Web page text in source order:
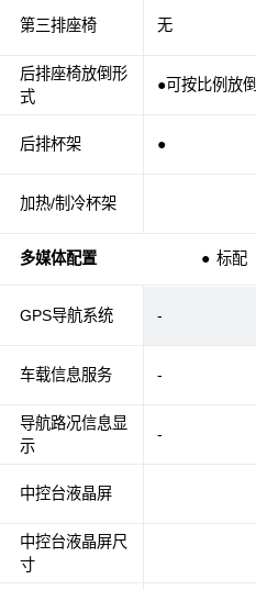
第三排座椅
后排座椅放倒形
式
后排杯架
加热/制冷杯架
多媒体配置 ● 标配
GPS导航系统
车载信息服务
导航路况信息显
示
中控台液晶屏
中控台液晶屏尺
寸
无
●可按比例放倒
●
-
-
-